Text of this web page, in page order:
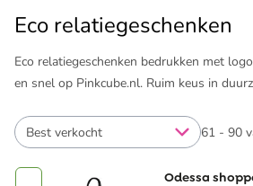
Eco relatiegeschenken
Eco relatiegeschenken bedrukken met
en snel op Pinkcube.nl.
61 - 90
Best verkocht
Odessa